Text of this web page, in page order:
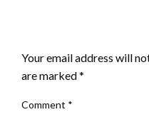
Your email address will
are marked*
Comment *